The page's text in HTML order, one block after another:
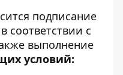
подписание
соответствии с
выполнение
условий: